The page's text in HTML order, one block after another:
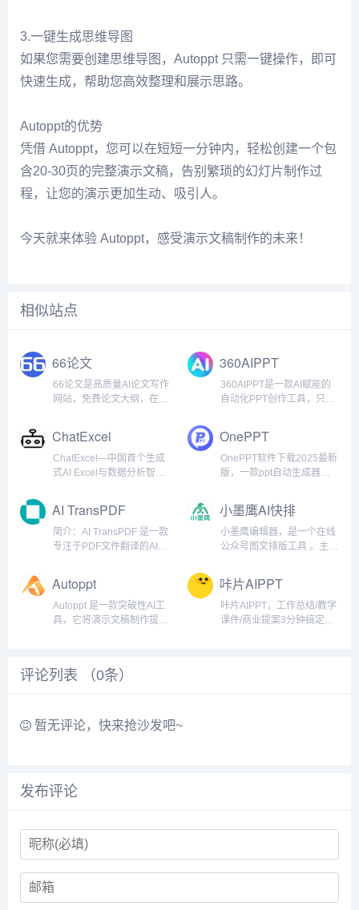
3.一键生成思维导图
如果您需要创建思维导图，Autoppt 只需一键操作，即可
快速生成，帮助您高效整理和展示思路。
Autoppt的优势
凭借 Autoppt，您可以在短短一分钟内，轻松创建一个包
含20-30页的完整演示文稿，告别繁琐的幻灯片制作过
程，让您的演示更加生动、吸引人。
今天就来体验 Autoppt，感受演示文稿制作的未来！
相似站点
66论文
66论文是高质量AI论文写作
网站，免费论文大纲，在线
结课论文等论文。专注于高
质量的Ai论文写作，助您轻
松高效写论文。最新
360AIPPT
360AIPPT是一款AI赋能的
自动化PPT创作工具，只需
间，让用户更聚焦内容本
身，更专注于内容创作。输
入方式丰富，支持上传文
ChatExcel
ChatExcel—中国首个生成
式AI Excel与数据分析智能
由北京大学团队创业成立，
是一家全球化的AI数据智能
体科技服务商。旗下明星产
OnePPT
OnePPT软件下载2025最新
版，一款ppt自动生成器软
量模板、丰富素材库等优
势，成为了广大用户制作
PPT的首选软件，OnePPT
基于强大的AI创作引擎，用
AI TransPDF
简介：AI TransPDF 是一款
专注于PDF文件翻译的AI辅
PDF文档翻译成多种语言，
适用于论文、手册、财务报
告、合同等各类正式文档。
小墨鹰AI快排
小墨鹰编辑器，是一个在线
公众号图文排版工具 。主要
功能有公众号图文排版和公
众号管理，其中Ai快排功
能，用户导入文档后，30s
内自动完成一篇精美图文排
Autoppt
Autoppt 是一款突破性AI工
具，它将演示文稿制作提升
Autoppt 都能帮助您在短短
咔片AIPPT
咔片AIPPT，工作总结/教学
课件/商业提案3分钟搞定！
评论列表 （0条）
暂无评论，快来抢沙发吧~
发布评论